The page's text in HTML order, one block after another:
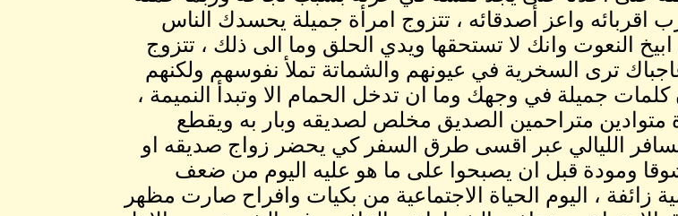
اقربائه واعز أصدقائه ، تتزوج امرأة جميلة يحسدك الناس
النعوت وانك لا تستحقها ويدي الحلق وما الى ذلك ، تتزوج
ترى السخرية في عيونهم والشماتة تملأ نفوسهم ولكنهم
جميلة في وجهك وما ان تدخل الحمام الا وتبدأ النميمة ،
متوادين متراحمين الصديق مخلص لصديقه وبار به ويقطع
الليالي عبر اقسى طرق السفر كي يحضر زواج صديقه او
ومودة قبل ان يصبحوا على ما هو عليه اليوم من ضعف
زائفة ، اليوم الحياة الاجتماعية من بكيات وافراح صارت مظهر